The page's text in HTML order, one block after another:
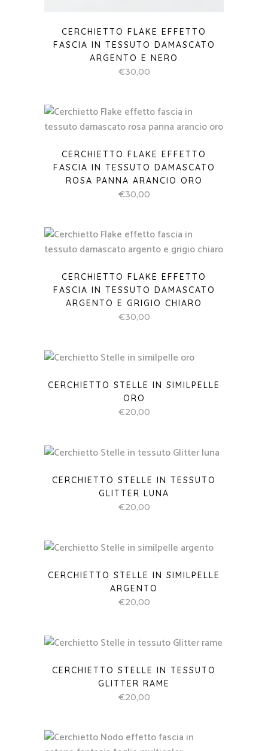
CERCHIETTO FLAKE EFFETTO
FASCIA IN TESSUTO DAMASCATO
ARGENTO E NERO
€30,00
CERCHIETTO FLAKE EFFETTO
FASCIA IN TESSUTO DAMASCATO
ROSA PANNA ARANCIO ORO
€30,00
CERCHIETTO FLAKE EFFETTO
FASCIA IN TESSUTO DAMASCATO
ARGENTO E GRIGIO CHIARO
€30,00
CERCHIETTO STELLE IN SIMILPELLE
ORO
€20,00
CERCHIETTO STELLE IN TESSUTO
GLITTER LUNA
€20,00
CERCHIETTO STELLE IN SIMILPELLE
ARGENTO
€20,00
CERCHIETTO STELLE IN TESSUTO
GLITTER RAME
€20,00